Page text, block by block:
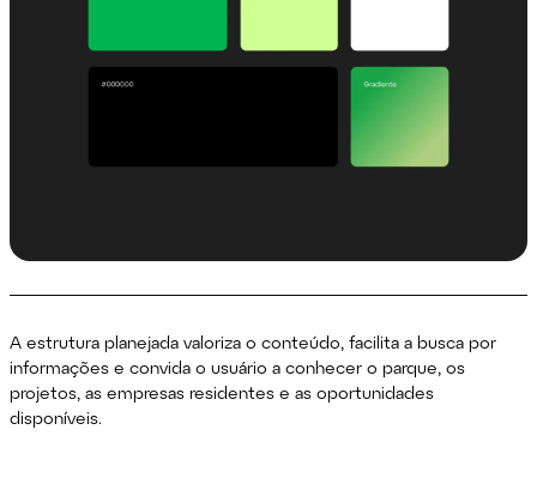
A estrutura planejada valoriza o conteúdo, facilita a busca por
informações e convida o usuário a conhecer o parque, os
projetos, as empresas residentes e as oportunidades
disponíveis.